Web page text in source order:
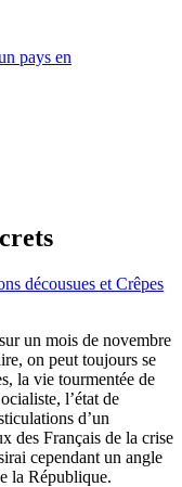
pays en
décousues et Crêpes
un mois de novembre
on peut toujours se
la vie tourmentée de
l’état de
d’un
des Français de la crise
cependant un angle
la République.